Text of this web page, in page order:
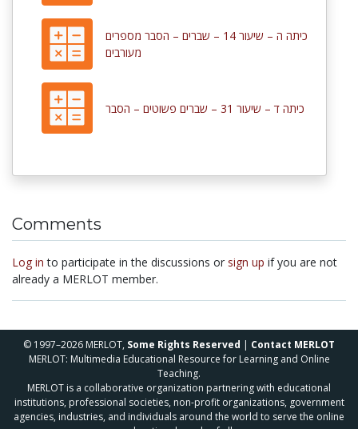
כיתה ה – שיעור 14 – שברים – הסבר מספרים
מעורבים
כיתה ד – שיעור 31 – שברים פשוטים – הסבר
Comments
Log in to participate in the discussions or sign up if you are not
already a MERLOT member.
© 1997–2026 MERLOT, Some Rights Reserved | Contact MERLOT
MERLOT: Multimedia Educational Resource for Learning and Online
Teaching.
MERLOT is a collaborative organization partnering with educational
institutions, professional societies, non-profit organizations, government
agencies, industries, and individuals around the world to serve the online